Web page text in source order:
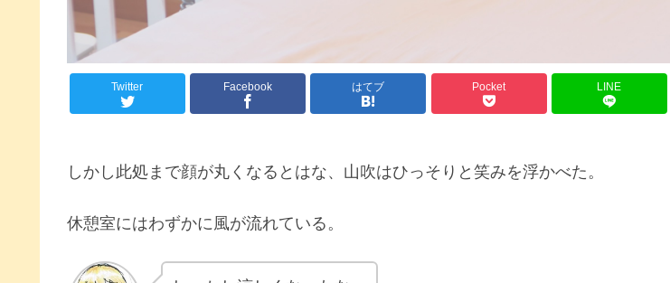
Twitter Facebook はてブ Pocket LINE
しかし此処まで顔が丸くなるとはな、山吹はひっそりと笑みを浮かべた。
休憩室にはわずかに風が流れている。